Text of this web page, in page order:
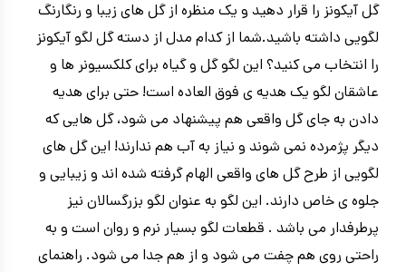
گل آیکونز را قرار دهید و یک منظره از گل های زیبا و رنگارنگ
لگویی داشته باشید.شما از کدام مدل از دسته گل لگو آیکونز
را انتخاب می کنید؟ این لگو گل و گیاه برای کلکسیونر ها و
عاشقان لگو یک هدیه ی فوق العاده است! حتی برای هدیه
دادن به جای گل واقعی هم پیشنهاد می شود، گل هایی که
دیگر پژمرده نمی شوند و نیاز به آب هم ندارند! این گل های
لگویی از طرح گل های واقعی الهام گرفته شده اند و زیبایی و
جلوه ی خاص دارند. این لگو به عنوان لگو بزرگسالان نیز
پرطرفدار می باشد . قطعات لگو بسیار نرم و روان است و به
راحتی روی هم چفت می شود و از هم جدا می شود. راهنمای